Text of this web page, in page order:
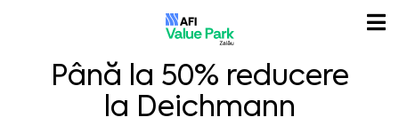
Până la 50% reducere
la Deichmann